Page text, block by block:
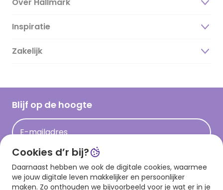
Over ons
Duurzaamheid
Hallmark Kaartclub
Acties
Hallmark en Kinderpostzegels
Inspiratie
Magazine
Cadeau inspiratie
Kaartinspiratie
Zakelijk
Blijf op de hoogte
E-mailadres
Aanmelden
Cookies d’r bij?
Daarnaast hebben we ook de digitale cookies, waarmee
we jouw digitale leven makkelijker en persoonlijker
maken. Zo onthouden we bijvoorbeeld voor je wat er in je